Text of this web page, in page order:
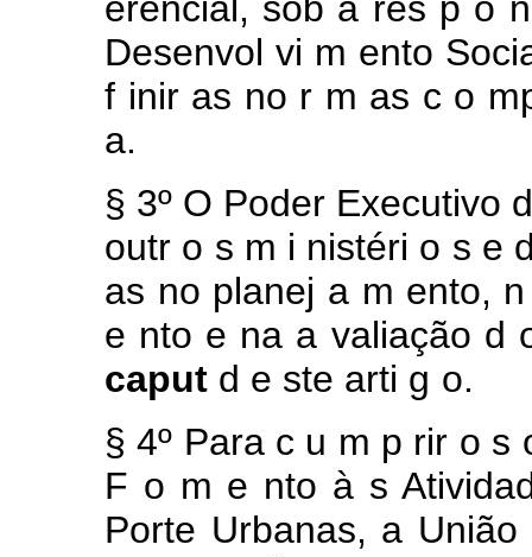
Desenvol vi m ento
f inir as no r m as c o
a.
§ 3º O Poder Executivo
outr o s m i nistéri o s e
as no planej a m ento,
e nto e na a valiação d
caput d e ste arti g o.
§4º Para c u m p rir o s
F o m e nto à s
Porte Urbanas, a União